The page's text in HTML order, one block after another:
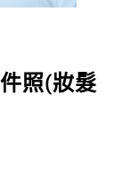
照(妝髮